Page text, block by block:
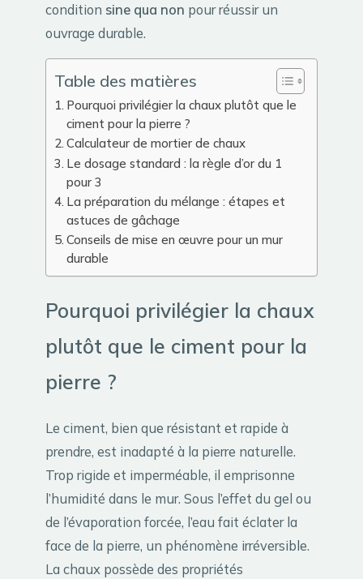
condition sine qua non pour réussir un
ouvrage durable.
Table des matières
Pourquoi privilégier la chaux plutôt que le
ciment pour la pierre ?
Calculateur de mortier de chaux
Le dosage standard : la règle d’or du 1
pour 3
La préparation du mélange : étapes et
astuces de gâchage
Conseils de mise en œuvre pour un mur
durable
Pourquoi privilégier la chaux
plutôt que le ciment pour la
pierre ?
Le ciment, bien que résistant et rapide à
prendre, est inadapté à la pierre naturelle.
Trop rigide et imperméable, il emprisonne
l’humidité dans le mur. Sous l’effet du gel ou
de l’évaporation forcée, l’eau fait éclater la
face de la pierre, un phénomène irréversible.
La chaux possède des propriétés